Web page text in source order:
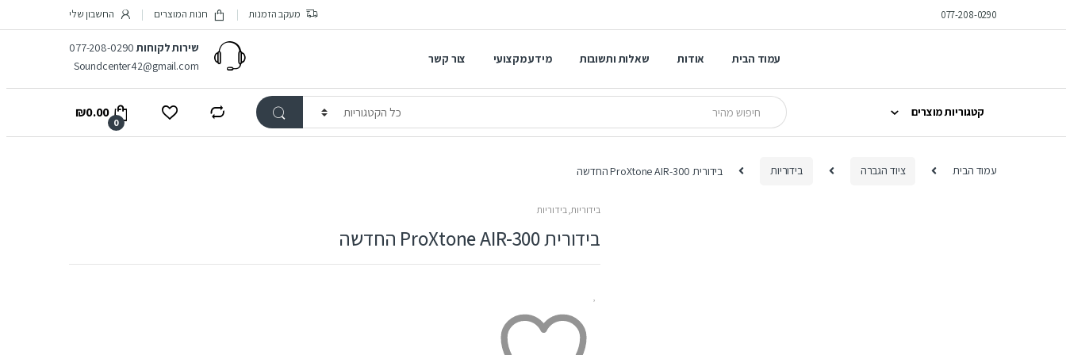
to
to
077-208-0290 מעקב הזמנות חנות המוצרים החשבון שלי
עמוד הבית אודות שאלות ותשובות מידע מקצועי צור קשר
שירות לקוחות077-208-0290
Soundcenter42@gmail.com
קטגוריות מוצרים
Search
for:
0
₪0.00
עמוד הבית ציוד הגברה בידוריות בידורית ProXtone AIR-300 החדשה
בידוריות,בידוריות
בידורית ProXtone AIR-300 החדשה